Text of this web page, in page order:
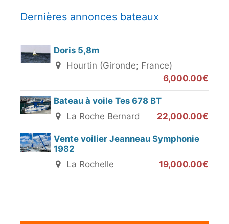
Dernières annonces bateaux
Doris 5,8m
Hourtin (Gironde; France)
6,000.00€
Bateau à voile Tes 678 BT
La Roche Bernard
22,000.00€
Vente voilier Jeanneau Symphonie
1982
La Rochelle
19,000.00€